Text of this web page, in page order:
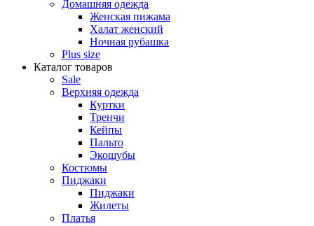
Домашняя одежда
Женская пижама
Халат женский
Ночная рубашка
Plus size
Каталог товаров
Sale
Верхняя одежда
Куртки
Тренчи
Кейпы
Пальто
Экошубы
Костюмы
Пиджаки
Пиджаки
Жилеты
Платья